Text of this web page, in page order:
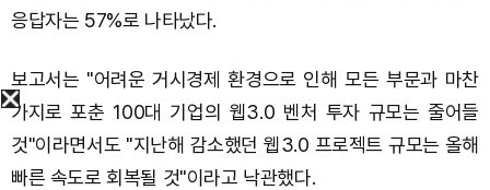
응답자는 57%로 나타났다.
보고서는 "어려운 거시경제 환경으로 인해 모든 부문과 마찬
가지로 포춘 100대 기업의 웹3.0 벤처 투자 규모는 줄어들
것"이라면서도 "지난해 감소했던 웹3.0 프로젝트 규모는 올해
빠른 속도로 회복될 것"이라고 낙관했다.